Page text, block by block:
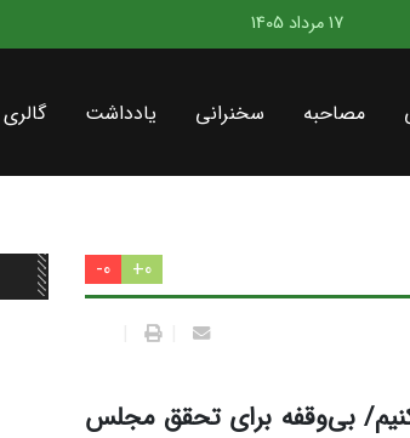
17 مرداد 1405
مصاحبه سخنرانی یادداشت گالری
0+
0-
بی‌وقفه برای تحقق مجلس